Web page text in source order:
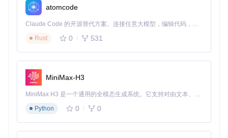
atomcode
Claude Code 的开源替代方案。连接任意大模型，编辑代码，运行命令，自动验证 — 全自动执行。用 Rust 构建，极致性能。 ｜ An open-source alternative to Claude Code. Connect any LLM, edit code, run commands, and verify changes — autonomously. Built in Rust for speed. Get Started
Rust
0 531
MiniMax-H3
MiniMax H3 是一个通用的全模态生成系统。它支持对由文本、图像、视频和音频组成的多模态上下文进行统一理解，并能生成分辨率高达 2K、时长可达 15 秒的带原生立体声音频的视频。得益于面向任务泛化的系统设计，H3 在预训练阶段就已具备广泛的多模态上下文理解与生成能力，能够出色地执行复杂的多模态指令。
Python
0 0